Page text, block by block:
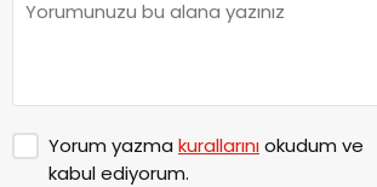
Yorum yazma kurallarınıokudum ve
kabul ediyorum.